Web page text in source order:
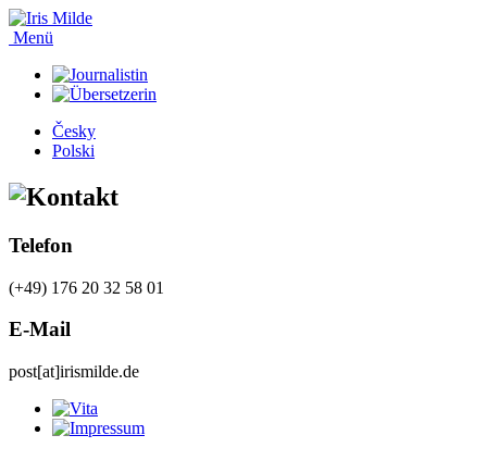
Menü
Česky
Polski
Telefon
(+49) 176 20 32 58 01
E-Mail
post[at]irismilde.de